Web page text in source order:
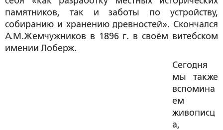
памятников, так и заботы по устройству,
собиранию и хранению древностей». Скончался
А.М.Жемчужников в 1896 г. в своём витебском
имении Лоберж.
Сегодня
мы также
вспомина
ем
живописц
а,